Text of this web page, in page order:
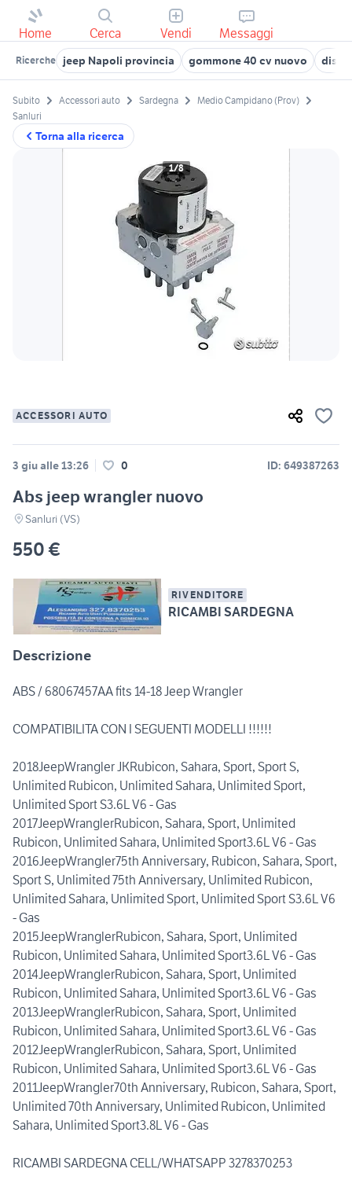
Home Cerca Vendi Messaggi
Ricerche jeep Napoli provincia gommone 40 cv nuovo
Torna alla ricerca
Subito Accessori auto Sardegna
Medio Campidano (Prov)
Sanluri
1/8
ACCESSORI AUTO
3 giu alle 13:26 0 ID: 649387263
Abs jeep wrangler nuovo
Sanluri (VS)
550 €
RIVENDITORE
RICAMBI SARDEGNA
Descrizione
ABS / 68067457AA fits 14-18 Jeep Wrangler
COMPATIBILITA CON I SEGUENTI MODELLI !!!!!!
2018JeepWrangler JKRubicon, Sahara, Sport, Sport S,
Unlimited Rubicon, Unlimited Sahara, Unlimited Sport,
Unlimited Sport S3.6L V6 - Gas
2017JeepWranglerRubicon, Sahara, Sport, Unlimited
Rubicon, Unlimited Sahara, Unlimited Sport3.6L V6 - Gas
2016JeepWrangler75th Anniversary, Rubicon, Sahara, Sport,
Sport S, Unlimited 75th Anniversary, Unlimited Rubicon,
Unlimited Sahara, Unlimited Sport, Unlimited Sport S3.6L V6
- Gas
2015JeepWranglerRubicon, Sahara, Sport, Unlimited
Rubicon, Unlimited Sahara, Unlimited Sport3.6L V6 - Gas
2014JeepWranglerRubicon, Sahara, Sport, Unlimited
Rubicon, Unlimited Sahara, Unlimited Sport3.6L V6 - Gas
2013JeepWranglerRubicon, Sahara, Sport, Unlimited
Rubicon, Unlimited Sahara, Unlimited Sport3.6L V6 - Gas
2012JeepWranglerRubicon, Sahara, Sport, Unlimited
Rubicon, Unlimited Sahara, Unlimited Sport3.6L V6 - Gas
2011JeepWrangler70th Anniversary, Rubicon, Sahara, Sport,
Unlimited 70th Anniversary, Unlimited Rubicon, Unlimited
Sahara, Unlimited Sport3.8L V6 - Gas
RICAMBI SARDEGNA CELL/WHATSAPP 3278370253